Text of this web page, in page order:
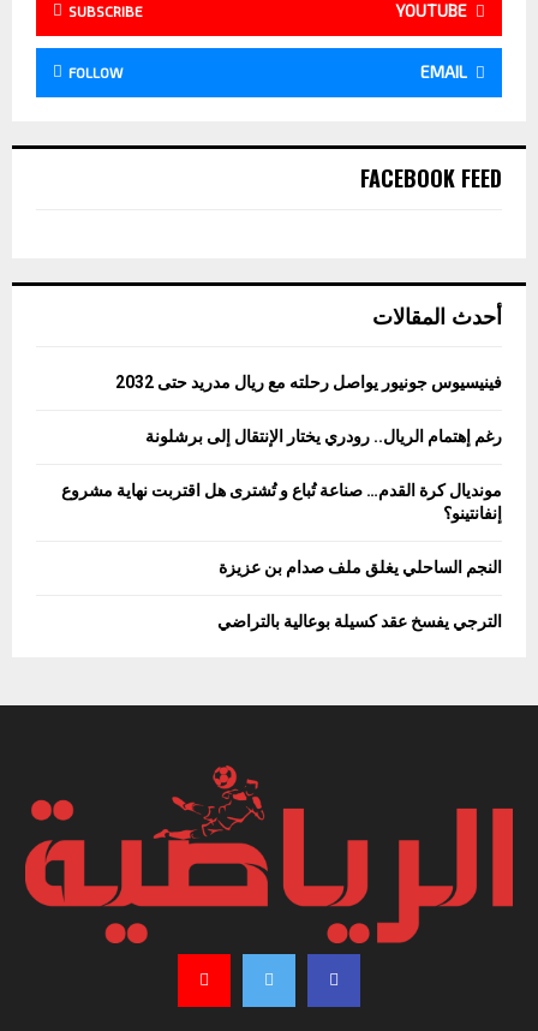
YOUTUBE
SUBSCRIBE
EMAIL
FOLLOW
FACEBOOK FEED
أحدث المقالات
فينيسيوس جونيور يواصل رحلته مع ريال مدريد حتى 2032
رغم إهتمام الريال.. رودري يختار الإنتقال إلى برشلونة
مونديال كرة القدم… صناعة تُباع و تُشترى هل اقتربت نهاية مشروع
إنفانتينو؟
النجم الساحلي يغلق ملف صدام بن عزيزة
الترجي يفسخ عقد كسيلة بوعالية بالتراضي